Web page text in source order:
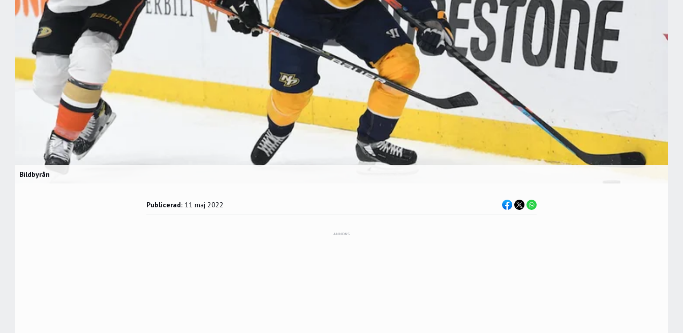
Bildbyrån
Publicerad: 11 maj 2022
ANNONS